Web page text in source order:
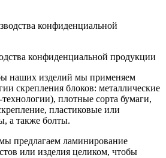
конфиденциальной продукции
наших изделий мы применяем
скрепления блоков: металлические
плотные сорта бумаги,
пластиковые или
а также болты.
предлагаем ламинирование
или изделия целиком, чтобы